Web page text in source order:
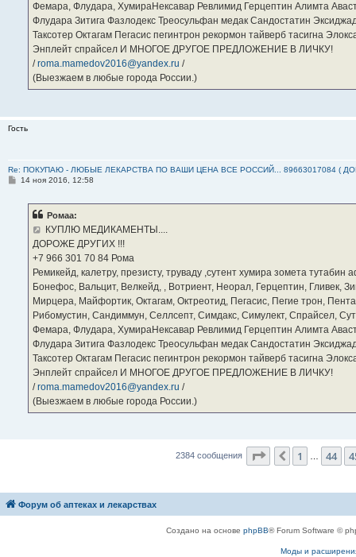
Фемара, Флудара, ХумираНексавар Ревлимид Герцептин Алимта
Флудара Зитига Фазлодекс Треосульфан медак Сандостатин
Таксотер Октагам Пегасис пегинтрон рекормон тайверб тасигна
Энплейт спрайсел И МНОГОЕ ДРУГОЕ ПРЕДЛОЖЕНИЕ В ЛИЧКУ!
/roma.mamedov2016@yandex.ru /
(Выезжаем в любые города России.)
Гость
Re: ПОКУПАЮ - ЛЮБЫЕ ЛЕКАРСТВА ПО ВАШИ ЦЕНА ВСЕ РОССИЙ... 89663017084 (
С14 ноя 2016, 12:58
Ромаа:
КУПЛЮ МЕДИКАМЕНТЫ....
ДОРОЖЕ ДРУГИХ !!!
‪+7 966 301 70 84‬ Рома
Ремикейд, калетру, презисту, труваду ,сутент хумира зомета
Бонефос, Вальцит, Велкейд, , Вотриент, Неорал, Герцептин, Гливек,
Мирцера, Майфортик, Октагам, Октреотид, Пегасис, Пегие трон,
Рибомустин, Сандиммун, Селлсепт, Симдакс, Симулект, Спрайсел,
Фемара, Флудара, ХумираНексавар Ревлимид Герцептин Алимта
Флудара Зитига Фазлодекс Треосульфан медак Сандостатин
Таксотер Октагам Пегасис пегинтрон рекормон тайверб тасигна
Энплейт спрайсел И МНОГОЕ ДРУГОЕ ПРЕДЛОЖЕНИЕ В ЛИЧКУ!
/roma.mamedov2016@yandex.ru /
(Выезжаем в любые города России.)
2384 сообщения Страница 46из
Пред.
1 44
Форум об аптеках и лекарствах
Создано на основе phpBB® Forum Software ©
Моды и